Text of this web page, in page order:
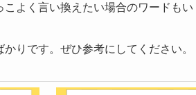
よく言い換えたい場合のワードもい
りです。ぜひ参考にしてください。